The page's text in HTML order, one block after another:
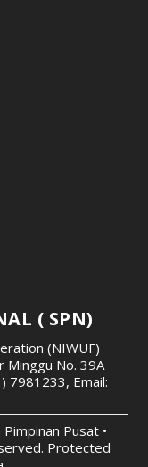
( SPN)
(NIWUF)
Minggu No. 39A
7981233, Email:
Pusat •
Protected